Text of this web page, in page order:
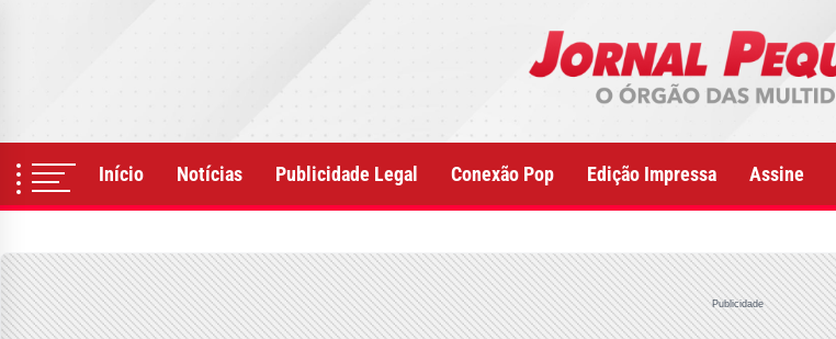
Início Notícias Publicidade Legal Conexão Pop Edição Impressa Assine
Publicidade